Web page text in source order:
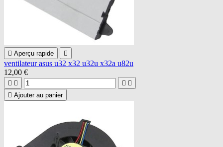
 Aperçu rapide 
ventilateur asus u32 x32 u32u x32a u82u
12,00 €
   
 Ajouter au panier